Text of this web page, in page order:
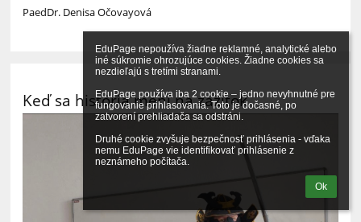
EduPage nepoužíva žiadne reklamné, analytické alebo
iné súkromie ohrozujúce cookies. Žiadne cookies sa
nezdieľajú s tretími stranami.
EduPage používa iba 2 cookie – jedno nevyhnutné pre
fungovanie prihlasovania. Toto je dočasné, po
zatvorení prehliadača sa odstráni.
Druhé cookie zvyšuje bezpečnosť prihlásenia - vďaka
nemu EduPage vie identifikovať prihlásenie z
neznámeho počítača.
Ok
PaedDr. Denisa Očovayová
Keď sa história mení na zážitok